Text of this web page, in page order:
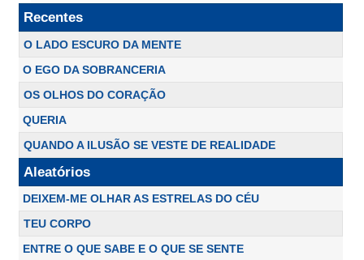
Recentes
O LADO ESCURO DA MENTE
O EGO DA SOBRANCERIA
OS OLHOS DO CORAÇÃO
QUERIA
QUANDO A ILUSÃO SE VESTE DE REALIDADE
Aleatórios
DEIXEM-ME OLHAR AS ESTRELAS DO CÉU
TEU CORPO
ENTRE O QUE SABE E O QUE SE SENTE